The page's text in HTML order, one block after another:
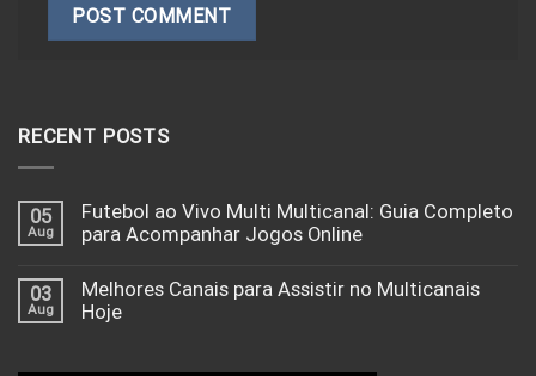
RECENT POSTS
05
Aug
Futebol ao Vivo Multi Multicanal: Guia Completo
para Acompanhar Jogos Online
03
Aug
Melhores Canais para Assistir no Multicanais
Hoje